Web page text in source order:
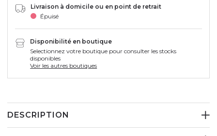
Livraison à domicile ou en point de retrait
Épuisé
Disponibilité en boutique
Selectionnez votre boutique pour consulter les stocks
disponibles
Voir les autres boutiques
DESCRIPTION